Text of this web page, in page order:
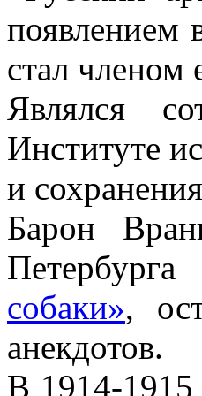
появлением
стал членом
Являлся
Институте
и
Барон
собаки»,
анекдотов.
В 1914-1915